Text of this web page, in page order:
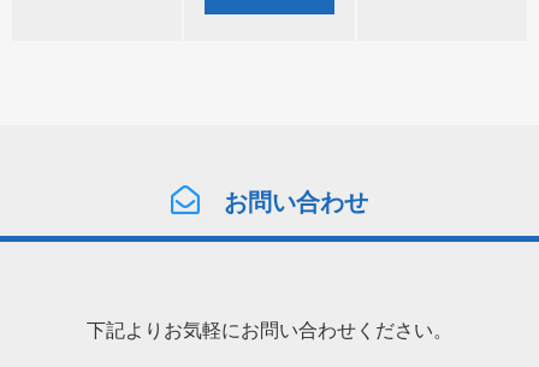
お問い合わせ
下記よりお気軽にお問い合わせください。